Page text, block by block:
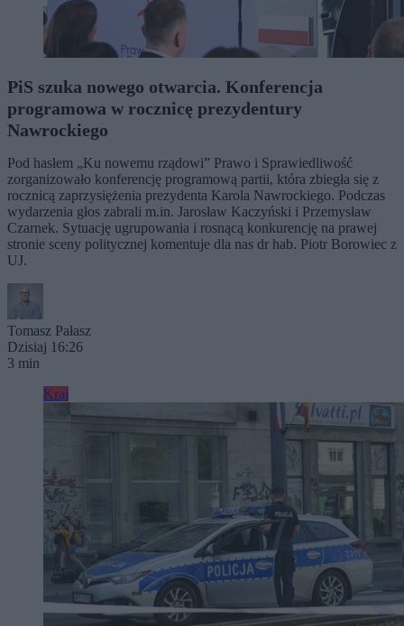
PiS szuka nowego otwarcia. Konferencja
programowa w rocznicę prezydentury
Nawrockiego
Pod hasłem „Ku nowemu rządowi” Prawo i Sprawiedliwość
zorganizowało konferencję programową partii, która zbiegła się z
rocznicą zaprzysiężenia prezydenta Karola Nawrockiego. Podczas
wydarzenia głos zabrali m.in. Jarosław Kaczyński i Przemysław
Czarnek. Sytuację ugrupowania i rosnącą konkurencję na prawej
stronie sceny politycznej komentuje dla nas dr hab. Piotr Borowiec z
UJ.
Tomasz Pałasz
Dzisiaj 16:26
3 min
Kraj